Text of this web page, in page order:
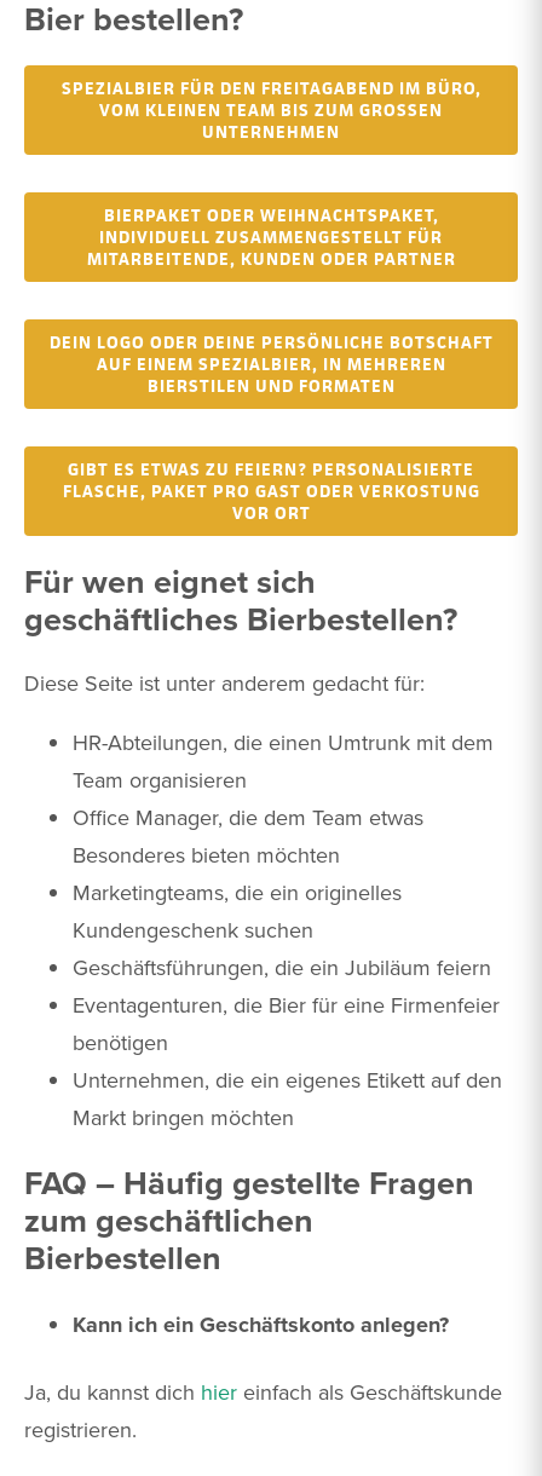
Bier bestellen?
SPEZIALBIER FÜR DEN FREITAGABEND IM BÜRO,
VOM KLEINEN TEAM BIS ZUM GROSSEN U
NTERNEHMEN
BIERPAKET ODER WEIHNACHTSPAKET,
INDIVIDUELL ZUSAMMENGESTELLT FÜR
MITARBEITENDE, KUNDEN ODER PARTNER
DEIN LOGO ODER DEINE PERSÖNLICHE BOTSCHAFT
AUF EINEM SPEZIALBIER, IN MEHREREN
BIERSTILEN UND FORMATEN
GIBT ES ETWAS ZU FEIERN? PERSONALISIERTE
FLASCHE, PAKET PRO GAST ODER VERKOSTUNG
VOR ORT
Für wen eignet sich
geschäftliches Bierbestellen?
Diese Seite ist unter anderem gedacht für:
HR-Abteilungen, die einen Umtrunk mit dem
Team organisieren
Office Manager, die dem Team etwas
Besonderes bieten möchten
Marketingteams, die ein originelles
Kundengeschenk suchen
Geschäftsführungen, die ein Jubiläum feiern
Eventagenturen, die Bier für eine Firmenfeier
benötigen
Unternehmen, die ein eigenes Etikett auf den
Markt bringen möchten
FAQ – Häufig gestellte Fragen
zum geschäftlichen
Bierbestellen
Kann ich ein Geschäftskonto anlegen?
Ja, du kannst dich hier einfach als Geschäftskunde
registrieren.